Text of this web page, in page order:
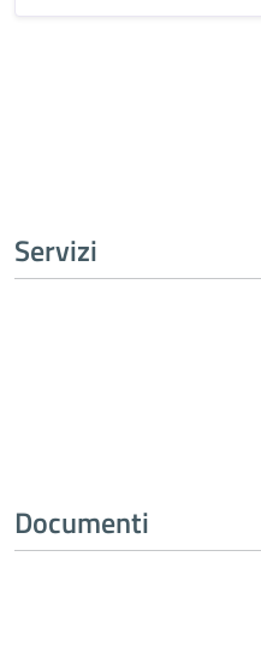
Servizi
Documenti